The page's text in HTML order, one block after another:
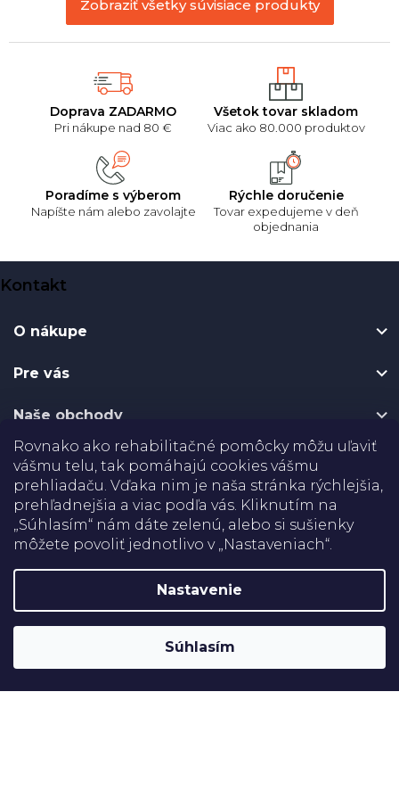
Rovnako ako rehabilitačné pomôcky môžu uľaviť
vášmu telu, tak pomáhajú cookies vášmu
prehliadaču. Vďaka nim je naša stránka rýchlejšia,
prehľadnejšia a viac podľa vás. Kliknutím na
„Súhlasím“ nám dáte zelenú, alebo si sušienky
môžete povoliť jednotlivo v „Nastaveniach“.
Nastavenie
Súhlasím
Doprava ZADARMO
Pri nákupe nad 80 €
Všetok tovar skladom
Viac ako 80.000 produktov
Poradíme s výberom
Napíšte nám alebo zavolajte
Rýchle doručenie
Tovar expedujeme v deň
objednania
Zobraziť všetky súvisiace produkty
á
Kontakt
O nákupe
Pre vás
Naše obchody
Certifikáty
Doprava
Platba
Rehabilitačné pomôcky
Upraviť nastavenie cookies